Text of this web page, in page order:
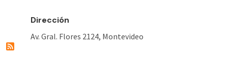
Dirección
Av. Gral. Flores 2124, Montevideo